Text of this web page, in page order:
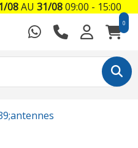
0
08AU 31/0809:00 - 15:00